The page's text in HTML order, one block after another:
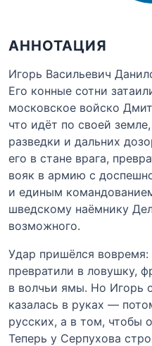
АННОТАЦИЯ
Игорь Васильевич
Его конные сотни
московское войско
что идёт по своей
разведки и дальних
его в стане врага,
вояк в армию с
и единым
шведскому наёмнику
возможного.
Удар пришёлся вовремя:
превратили в ловушку,
в волчьи ямы. Но Игорь
казалась в руках —
русских, а в том, чтобы
Теперь у Серпухова